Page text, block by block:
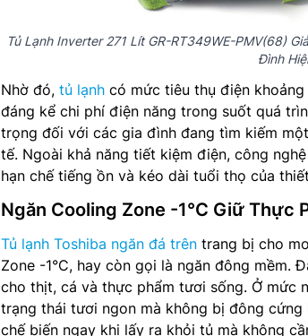
Tủ Lạnh Inverter 271 Lít GR-RT349WE-PMV(68)
Đình
Nhờ đó, tủ lạnh có mức tiêu thụ điện
đáng kể chi phí điện năng trong suốt quá
trọng đối với các gia đình đang tìm kiếm
tế. Ngoài khả năng tiết kiệm điện, công
hạn chế tiếng ồn và kéo dài tuổi thọ của
Ngăn Cooling Zone -1°C Giữ Thực
Tủ lạnh Toshiba ngăn đá trên trang bị cho
Zone -1°C, hay còn gọi là ngăn đông mềm.
cho thịt, cá và thực phẩm tươi sống. Ở mức
trạng thái tươi ngon mà không bị đông
chế biến ngay khi lấy ra khỏi tủ mà không